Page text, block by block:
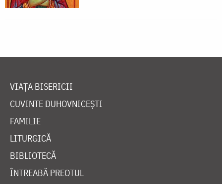
VIAȚA BISERICII
CUVINTE DUHOVNICEȘTI
FAMILIE
LITURGICĂ
BIBLIOTECĂ
ÎNTREABĂ PREOTUL